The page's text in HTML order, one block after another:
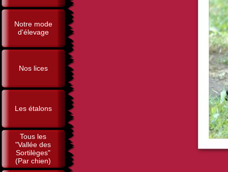
Notre mode
d'élevage
Nos lices
Les étalons
Tous les
"Vallée des
Sortilèges"
(Par chien)